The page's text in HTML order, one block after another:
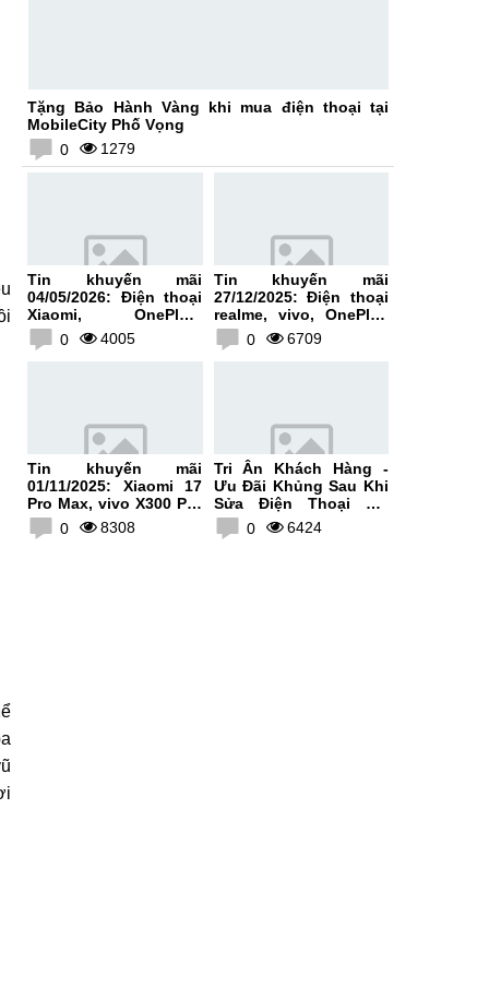
Tặng Bảo Hành Vàng khi mua điện thoại tại
MobileCity Phố Vọng
0
1279
Tin khuyến mãi
04/05/2026: Điện thoại
Xiaomi, OnePlus,
HONOR, vivo giảm giá
lên tới 300K
0 4005
Tin khuyến mãi
27/12/2025: Điện thoại
realme, vivo, OnePlus
giảm giá lên tới 200K
0 6709
Tin khuyến mãi
01/11/2025: Xiaomi 17
Pro Max, vivo X300 Pro
giảm giá lên tới 500K
0 8308
Tri Ân Khách Hàng -
Ưu Đãi Khủng Sau Khi
Sửa Điện Thoại Tại
MobileCity
0 6424